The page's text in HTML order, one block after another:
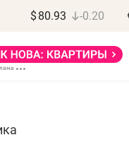
$ 80.93 -0.20